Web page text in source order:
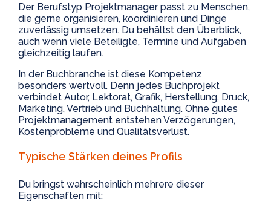
Der Berufstyp Projektmanagerpasst zu Menschen,
die gerne organisieren, koordinieren und Dinge
zuverlässig umsetzen. Du behältst den Überblick,
auch wenn viele Beteiligte, Termine und Aufgaben
gleichzeitig laufen.
In der Buchbranche ist diese Kompetenz
besonders wertvoll. Denn jedes Buchprojekt
verbindet Autor, Lektorat, Grafik, Herstellung, Druck,
Marketing, Vertrieb und Buchhaltung. Ohne gutes
Projektmanagement entstehen Verzögerungen,
Kostenprobleme und Qualitätsverlust.
Typische Stärken deines Profils
Du bringst wahrscheinlich mehrere dieser
Eigenschaften mit: